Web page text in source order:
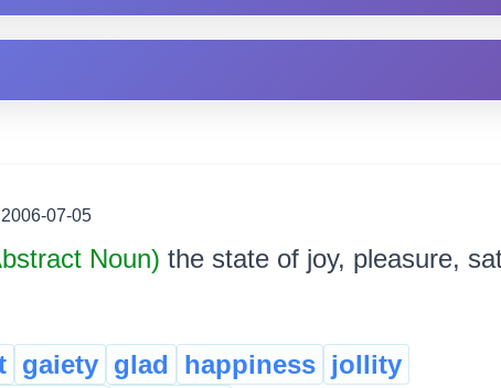
07-05
Noun) the state of joy, pleasure,
gaiety glad happiness jollity